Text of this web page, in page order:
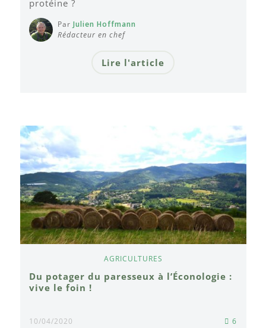
protéine ?
Par Julien Hoffmann
Rédacteur en chef
Lire l'article
AGRICULTURES
Du potager du paresseux à l’Éconologie :
vive le foin !
10/04/2020 6